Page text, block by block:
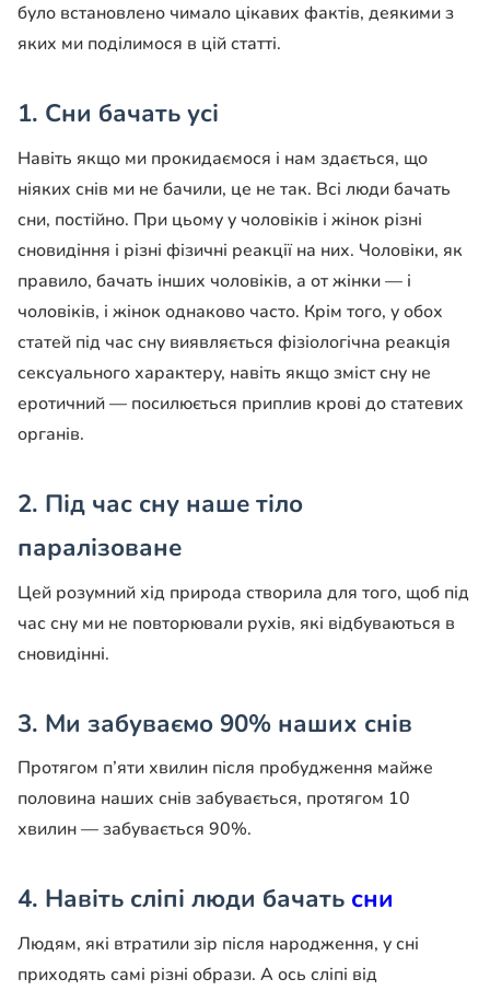
було встановлено чимало цікавих фактів, деякими з
яких ми поділимося в цій статті.
1. Сни бачать усі
Навіть якщо ми прокидаємося і нам здається, що
ніяких снів ми не бачили, це не так. Всі люди бачать
сни, постійно. При цьому у чоловіків і жінок різні
сновидіння і різні фізичні реакції на них. Чоловіки, як
правило, бачать інших чоловіків, а от жінки — і
чоловіків, і жінок однаково часто. Крім того, у обох
статей під час сну виявляється фізіологічна реакція
сексуального характеру, навіть якщо зміст сну не
еротичний — посилюється приплив крові до статевих
органів.
2. Під час сну наше тіло
паралізоване
Цей розумний хід природа створила для того, щоб під
час сну ми не повторювали рухів, які відбуваються в
сновидінні.
3. Ми забуваємо 90% наших снів
Протягом п’яти хвилин після пробудження майже
половина наших снів забувається, протягом 10
хвилин — забувається 90%.
4. Навіть сліпі люди бачать сни
Людям, які втратили зір після народження, у сні
приходять самі різні образи. А ось сліпі від